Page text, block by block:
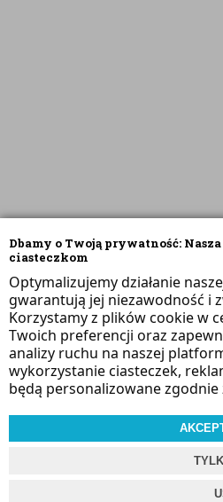
Dbamy o Twoją prywatność:
ciasteczkom
Optymalizujemy działanie
gwarantują jej niezawodność i
Korzystamy z plików cookie w
Twoich preferencji oraz
analizy ruchu na naszej
wykorzystanie ciasteczek,
będą personalizowane